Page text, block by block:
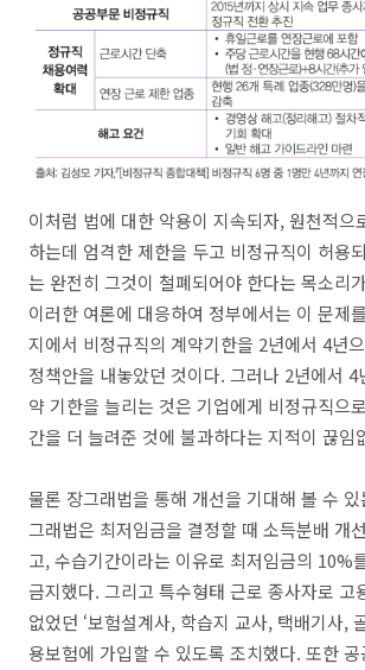
이처럼 법에 대한 악용이 지속되자, 원천적으
하는데 엄격한 제한을 두고 비정규직이 허용
는 완전히 그것이 철폐되어야 한다는 목소리
이러한 여론에 대응하여 정부에서는 이 문제
지에서 비정규직의 계약기한을 2년에서 4년
정책안을 내놓았던 것이다. 그러나 2년에서 4
약 기한을 늘리는 것은 기업에게 비정규직으
간을 더 늘려준 것에 불과하다는 지적이 끊임
물론 장그래법을 통해 개선을 기대해 볼 수
그래법은 최저임금을 결정할 때 소득분배 개
고, 수습기간이라는 이유로 최저임금의 10%
금지했다. 그리고 특수형태 근로 종사자로 고
없었던 ‘보험설계사, 학습지 교사, 택배기사,
용보험에 가입할 수 있도록 조치했다. 또한